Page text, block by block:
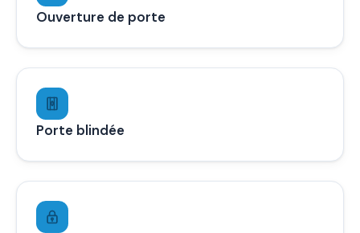
Ouverture de porte
Porte blindée